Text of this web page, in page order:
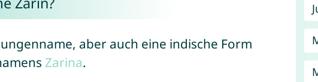
aber auch eine indische Form
Zarina.